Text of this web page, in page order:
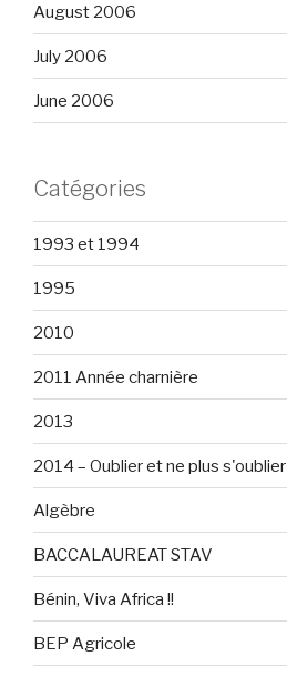
August 2006
July 2006
June 2006
Catégories
1993 et 1994
1995
2010
2011 Année charnière
2013
2014 – Oublier et ne plus s'oublier
Algèbre
BACCALAUREAT STAV
Bénin, Viva Africa !!
BEP Agricole